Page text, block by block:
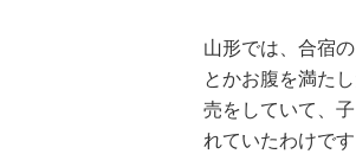
山形では、合宿
とかお腹を満た
売をしていて、
れていたわけで